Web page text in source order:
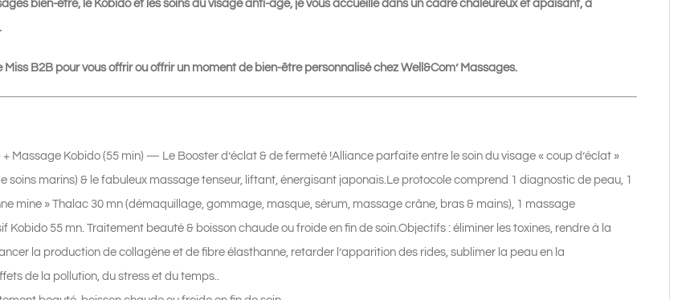
bien-être, le Kobido et les soins du visage anti-âge, je vous accueille dans un cadre chaleureux et apaisant, à
B2B pour vous offrir ou offrir un moment de bien-être personnalisé chez Well&Com’ Massages.
+ Massage Kobido (55 min) — Le Booster d’éclat & de fermeté !Alliance parfaite entre le soin du visage « coup d’éclat »
soins marins) & le fabuleux massage tenseur, liftant, énergisant japonais.Le protocole comprend 1 diagnostic de peau, 1
mine » Thalac 30 mn (démaquillage, gommage, masque, sérum, massage crâne, bras & mains), 1 massage
Kobido 55 mn. Traitement beauté & boisson chaude ou froide en fin de soin.Objectifs : éliminer les toxines, rendre à la
la production de collagène et de fibre élasthanne, retarder l’apparition des rides, sublimer la peau en la
de la pollution, du stress et du temps..